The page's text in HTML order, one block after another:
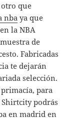
que
nba ya que
la NBA
de
Fabricadas
te dejarán
selección.
para
podrás
en madrid en